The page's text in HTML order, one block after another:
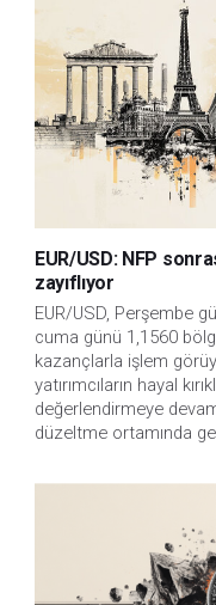
EUR/USD: NFP
zayıflıyor
EUR/USD, Perşembe
cuma günü 1,1560
kazançlarla işlem
yatırımcıların hayal
değerlendirmeye
düzeltme ortamında